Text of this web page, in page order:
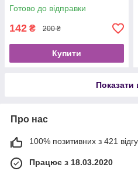
Готово до відправки
142 ₴ 200 ₴
Купити
Показати
Про нас
100% позитивних з 421
Працює з 18.03.2020